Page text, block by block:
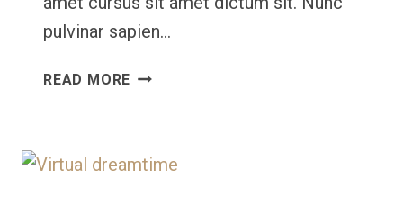
pulvinar sapien…
READ MORE BEST